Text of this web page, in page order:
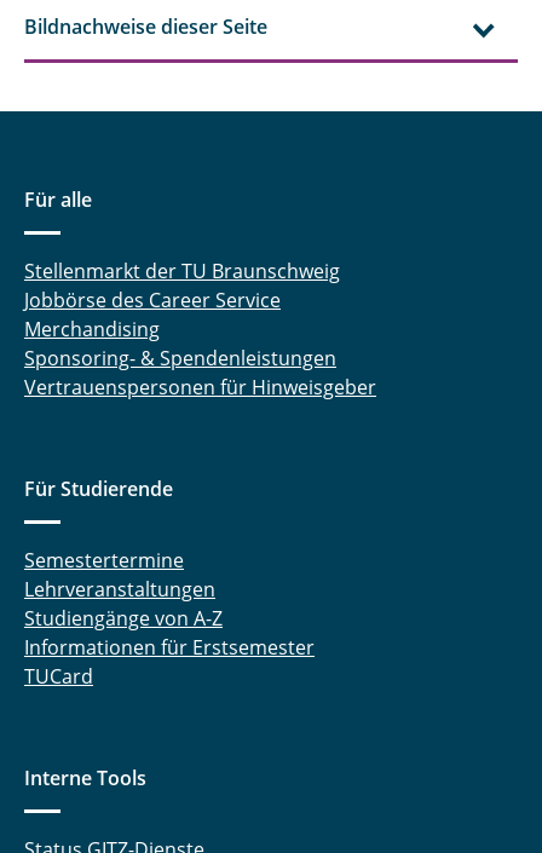
Bildnachweise dieser Seite
Für alle
Stellenmarkt der TU Braunschweig
Jobbörse des Career Service
Merchandising
Sponsoring- & Spendenleistungen
Vertrauenspersonen für Hinweisgeber
Für Studierende
Semestertermine
Lehrveranstaltungen
Studiengänge von A-Z
Informationen für Erstsemester
TUCard
Interne Tools